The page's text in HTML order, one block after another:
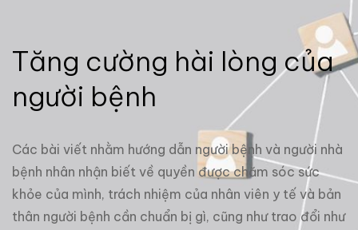
Tăng cường hài lòng của
người bệnh
Các bài viết nhằm hướng dẫn người bệnh và người nhà
bệnh nhân nhận biết về quyền được chăm sóc sức
khỏe của mình, trách nhiệm của nhân viên y tế và bản
thân người bệnh cần chuẩn bị gì, cũng như trao đổi như